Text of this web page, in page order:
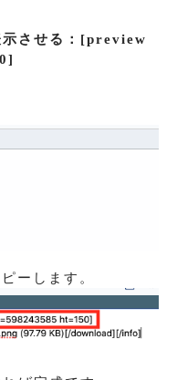
させる： [preview
ーします。